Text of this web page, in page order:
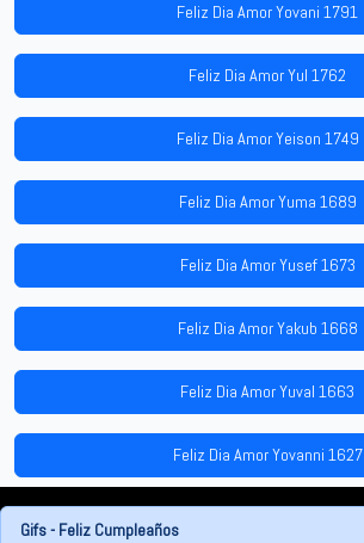
Feliz Dia Amor Yovani 1791
Feliz Dia Amor Yul 1762
Feliz Dia Amor Yeison 1749
Feliz Dia Amor Yuma 1689
Feliz Dia Amor Yusef 1673
Feliz Dia Amor Yakub 1668
Feliz Dia Amor Yuval 1663
Feliz Dia Amor Yovanni 1627
Gifs - Feliz Cumpleaños